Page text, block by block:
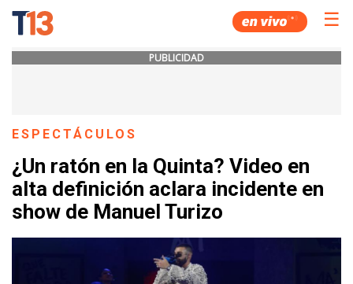
☰
PUBLICIDAD
ESPECTÁCULOS
¿Un ratón en la Quinta? Video en
alta definición aclara incidente en
show de Manuel Turizo